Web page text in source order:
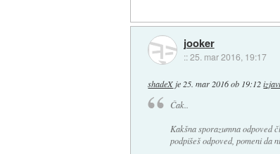
jooker
::25. mar 2016, 19:17
shadeX je 25. mar 2016 ob 19:12
Čak..
Kakšna sporazumna odpoved
podpišeš odpoved, pomeni da